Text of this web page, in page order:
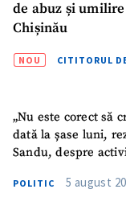
de abuz și
Chișinău
NOU CITITORUL
„Nu este corect să
dată la șase luni,
Sandu, despre
POLITIC 5 august